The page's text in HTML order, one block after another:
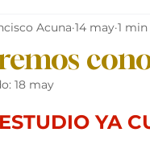
Acuna 14 may 1
18 may
YA